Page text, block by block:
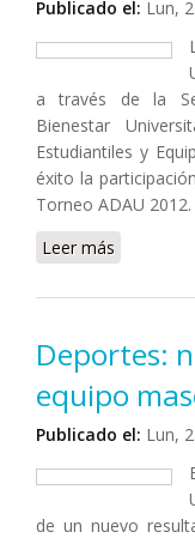
Publicado el: Lun,
a través de la
Bienestar
Estudiantiles y
éxito la
Torneo ADAU 2012.
Leer más
Deportes:
equipo
Publicado el: Lun,
de un nuevo